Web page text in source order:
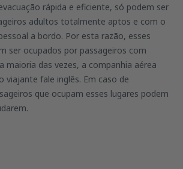
rápida e eficiente, só podem ser
adultos totalmente aptos e com o
a bordo. Por esta razão, esses
ser ocupados por passageiros com
maioria das vezes, a companhia aérea
viajante fale inglês. Em caso de
que ocupam esses lugares podem